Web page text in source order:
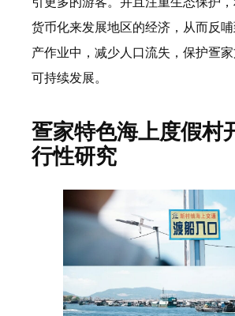
货币化来发展地区的经济，从而反
产作业中，减少人口流失，保护疍
可持续发展。
疍家特色海上度假村
行性研究